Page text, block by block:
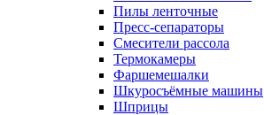
Пилы ленточные
Пресс-сепараторы
Смесители рассола
Термокамеры
Фаршемешалки
Шкуросъёмные машины
Шприцы